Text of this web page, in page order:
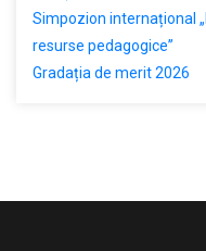
Simpozion internațional
resurse pedagogice”
Gradația de merit 2026